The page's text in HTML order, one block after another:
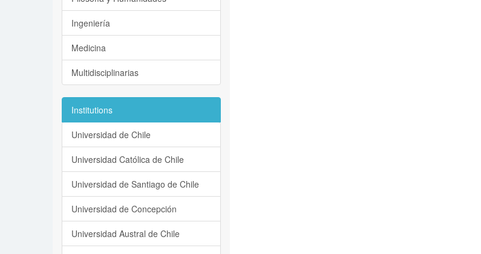
Ingeniería
Medicina
Multidisciplinarias
Institutions
Universidad de Chile
Universidad Católica de Chile
Universidad de Santiago de Chile
Universidad de Concepción
Universidad Austral de Chile